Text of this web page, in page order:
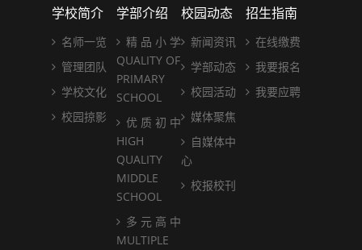
学校简介
名师一览
管理团队
学校文化
校园掠影
学部介绍
精 品 小 学
QUALITY OF
PRIMARY
SCHOOL
优 质 初 中
HIGH
QUALITY
MIDDLE
SCHOOL
多 元 高 中
MULTIPLE
校园动态
新闻资讯
学部动态
校园活动
媒体聚焦
自媒体中
心
校报校刊
招生指南
在线缴费
我要报名
我要应聘